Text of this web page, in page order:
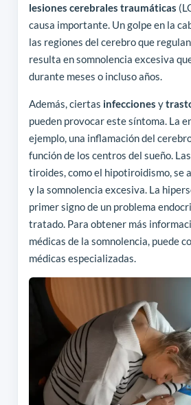
lesiones cerebrales traumáticas
causa importante. Un golpe en la
las regiones del cerebro que
resulta en somnolencia excesiva
durante meses o incluso años.
Además, ciertas infecciones y
pueden provocar este síntoma. La
ejemplo, una inflamación del
función de los centros del sueño.
tiroides, como el hipotiroidismo, se
y la somnolencia excesiva. La
primer signo de un problema
tratado. Para obtener más
médicas de la somnolencia, puede
médicas especializadas.